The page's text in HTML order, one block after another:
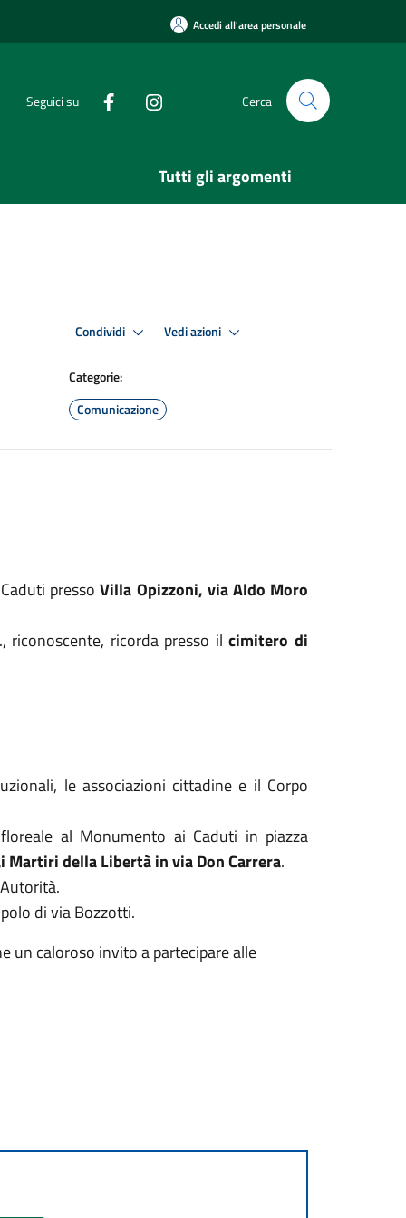
Accedi all'area personale
Seguici su Cerca
Tutti gli argomenti
Condividi Vedi azioni
Categorie:
Comunicazione
pressoVilla Opizzoni, via Aldo Moro
riconoscente, ricorda presso ilcimitero di
le associazioni cittadine e il Corpo
al Monumento ai Caduti in piazza
Martiri della Libertà in via Don Carrera.
di via Bozzotti.
un caloroso invito a partecipare alle